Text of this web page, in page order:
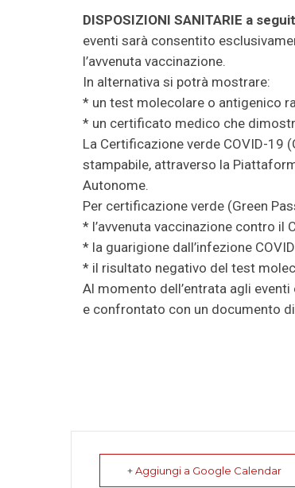
DISPOSIZIONI SANITARIE a
eventi sarà consentito
l’avvenuta vaccinazione.
In alternativa si potrà mostrare:
* un test molecolare o antigenico
* un certificato medico che
La Certificazione verde COVID-19
stampabile, attraverso la
Autonome.
Per certificazione verde (Green
* l’avvenuta vaccinazione contro il
* la guarigione dall’infezione
* il risultato negativo del test
Al momento dell’entrata agli
e confrontato con un documento
+ Aggiungi a Google Calendar